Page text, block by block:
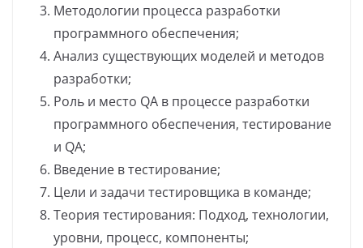
Методологии процесса разработки
программного обеспечения;
Анализ существующих моделей и методов
разработки;
Роль и место QA в процессе разработки
программного обеспечения, тестирование
и QA;
Введение в тестирование;
Цели и задачи тестировщика в команде;
Теория тестирования: Подход, технологии,
уровни, процесс, компоненты;